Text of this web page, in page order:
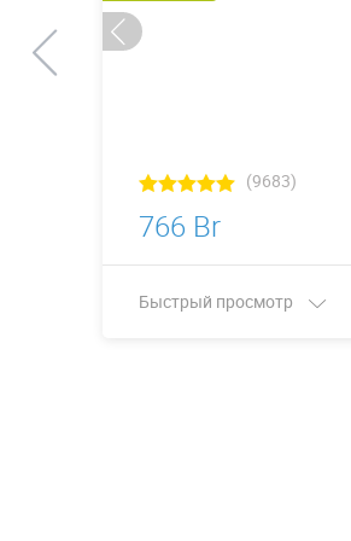
(9683)
766 Br
Быстрый просмотр